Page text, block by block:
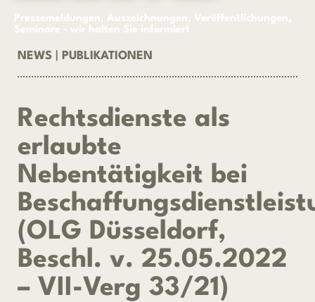
Pressemeldungen, Auszeichnungen, Veröffentlichungen,
Seminare - wir halten Sie informiert
NEWS PUBLIKATIONEN
Rechtsdienste als
erlaubte
Nebentätigkeit bei
(OLG Düsseldorf,
Beschl. v. 25.05.2022
– VII-Verg 33/21)